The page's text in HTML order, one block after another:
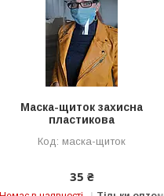
Маска-щиток захисна
пластикова
маска-щиток
35 ₴